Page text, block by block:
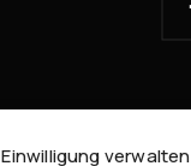
Einwilligung verwalten